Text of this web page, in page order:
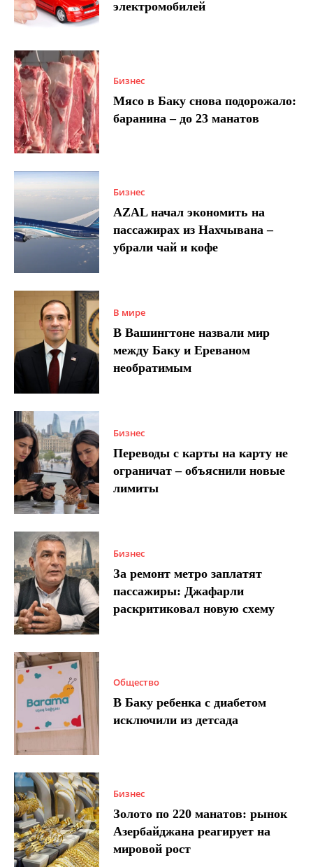
электромобилей
Бизнес
Мясо в Баку снова подорожало:
баранина – до 23 манатов
Бизнес
AZAL начал экономить на
пассажирах из Нахчывана –
убрали чай и кофе
В мире
В Вашингтоне назвали мир
между Баку и Ереваном
необратимым
Бизнес
Переводы с карты на карту не
ограничат – объяснили новые
лимиты
Бизнес
За ремонт метро заплатят
пассажиры: Джафарли
раскритиковал новую схему
Общество
В Баку ребенка с диабетом
исключили из детсада
Бизнес
Золото по 220 манатов: рынок
Азербайджана реагирует на
мировой рост